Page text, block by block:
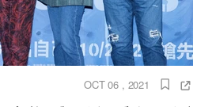
OCT 06 , 2021